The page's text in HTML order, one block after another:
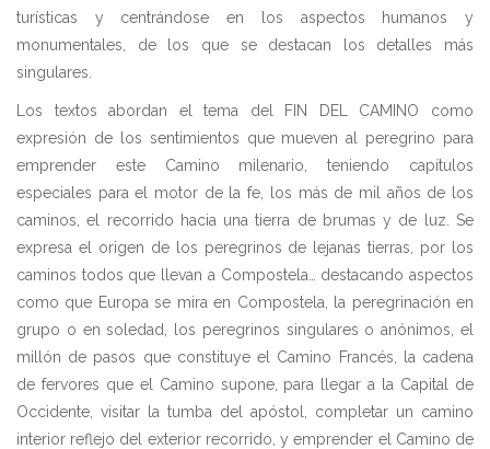
turísticas y centrándose en los aspectos humanos y
monumentales, de los que se destacan los detalles más
singulares.
Los textos abordan el tema del FIN DEL CAMINO como
expresión de los sentimientos que mueven al peregrino para
emprender este Camino milenario, teniendo capítulos
especiales para el motor de la fe, los más de mil años de los
caminos, el recorrido hacia una tierra de brumas y de luz. Se
expresa el origen de los peregrinos de lejanas tierras, por los
caminos todos que llevan a Compostela… destacando aspectos
como que Europa se mira en Compostela, la peregrinación en
grupo o en soledad, los peregrinos singulares o anónimos, el
millón de pasos que constituye el Camino Francés, la cadena
de fervores que el Camino supone, para llegar a la Capital de
Occidente, visitar la tumba del apóstol, completar un camino
interior reflejo del exterior recorrido, y emprender el Camino de